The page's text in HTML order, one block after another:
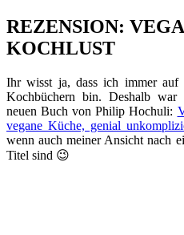
REZENSION:
KOCHLUST
Ihr wisst ja, dass ich immer auf
Kochbüchern bin. Deshalb
neuen Buch von Philip Hochuli:
vegane Küche, genial
wenn auch meiner Ansicht nach
Titel sind 😉